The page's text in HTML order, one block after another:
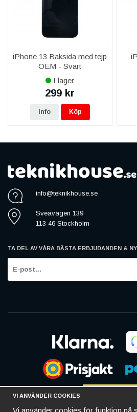
iPhone 13 Baksida med tejp
OEM - Svart
I lager
299 kr
Info Köp
info@teknikhouse.se
Sveavägen 139
113 46 Stockholm
TA DEL AV VÅRA BÄSTA ERBJUDANDEN &
VI ANVÄNDER COOKIES
Vi använder cookies för funktion på